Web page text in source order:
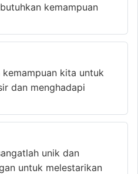
kemampuan
kita untuk
dan menghadapi
unik dan
untuk melestarikan